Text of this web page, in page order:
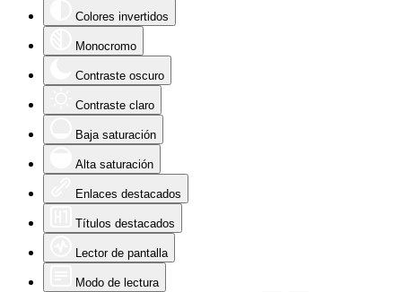
Colores invertidos
Monocromo
Contraste oscuro
Contraste claro
Baja saturación
Alta saturación
Enlaces destacados
Títulos destacados
Lector de pantalla
Modo de lectura